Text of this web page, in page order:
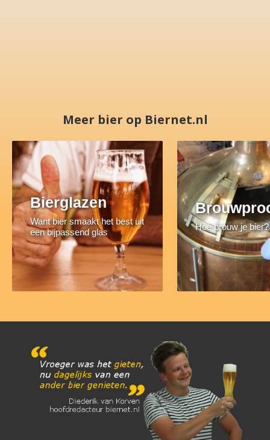
Meer bier op Biernet.nl
Bierglazen
Want bier smaakt het best uit
een bijpassend glas
Hoe brouw je bier?